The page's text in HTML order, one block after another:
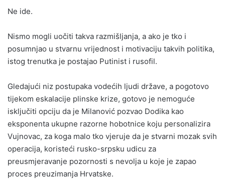
Ne ide.
Nismo mogli uočiti takva razmišljanja, a ako je tko i
posumnjao u stvarnu vrijednost i motivaciju takvih politika,
istog trenutka je postajao Putinist i rusofil.
Gledajući niz postupaka vodećih ljudi države, a pogotovo
tijekom eskalacije plinske krize, gotovo je nemoguće
isključiti opciju da je Milanović pozvao Dodika kao
eksponenta ukupne razorne hobotnice koju personalizira
Vujnovac, za koga malo tko vjeruje da je stvarni mozak svih
operacija, koristeći rusko-srpsku udicu za
preusmjeravanje pozornosti s nevolja u koje je zapao
proces preuzimanja Hrvatske.